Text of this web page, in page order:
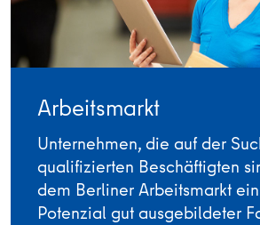
Arbeitsmarkt
Unternehmen, die auf der
qualifizierten Beschäftigten
dem Berliner Arbeitsmarkt
Potenzial gut ausgebildeter